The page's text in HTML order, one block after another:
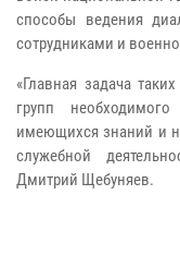
способы ведения
сотрудниками и
«Главная задача
групп
имеющихся знаний и
служебной
Дмитрий Щебуняев.